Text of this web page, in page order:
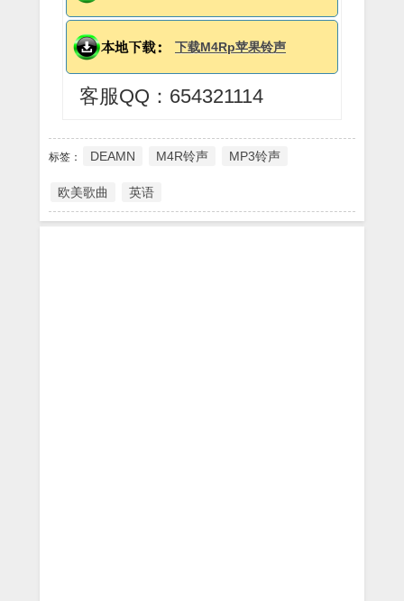
下载M4Rp苹果铃声
客服QQ：654321114
标签： DEAMN M4R铃声 MP3铃声
欧美歌曲 英语